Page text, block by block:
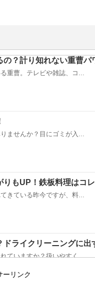
？計り知れない重曹パ
重曹。テレビや雑誌、コ...
ませんか？目にゴミが入...
もUP！鉄板料理はコレ
きている昨今ですが、料...
ライクリーニングに出
ていますか？扱いやすく...
ーリンク